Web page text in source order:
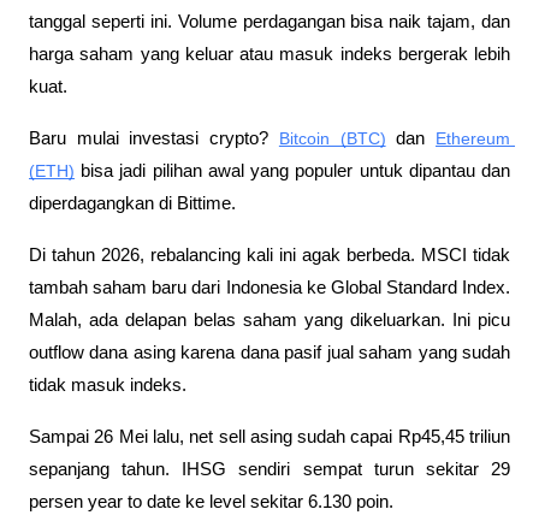
tanggal seperti ini. Volume perdagangan bisa naik tajam, dan
harga saham yang keluar atau masuk indeks bergerak lebih
kuat.
Baru mulai investasi crypto? Bitcoin (BTC) dan Ethereum
(ETH) bisa jadi pilihan awal yang populer untuk dipantau dan
diperdagangkan di Bittime.
Di tahun 2026, rebalancing kali ini agak berbeda. MSCI tidak
tambah saham baru dari Indonesia ke Global Standard Index.
Malah, ada delapan belas saham yang dikeluarkan. Ini picu
outflow dana asing karena dana pasif jual saham yang sudah
tidak masuk indeks.
Sampai 26 Mei lalu, net sell asing sudah capai Rp45,45 triliun
sepanjang tahun. IHSG sendiri sempat turun sekitar 29
persen year to date ke level sekitar 6.130 poin.